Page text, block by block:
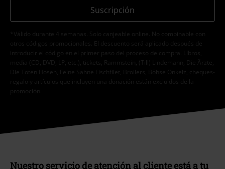
Suscripción
*Válido durante 4 semanas. Solo canjeable online. No combinable con
otros códigos promocionales. El descuento será aplicado después de
introducir el código en el primer paso del proceso de compra. Libros,
media (CD, DVD, LP, etc.), tickets, Rammstein, (Till) Lindemann, Die Ärzte,
Die Toten Hosen, Feine Sahne Fischfilet, Broilers, Böhse Onkelz, cheques-
regalo y artículos que incluyen una donación están excluidos de la
promoción.
Nuestro servicio de atención al cliente está a tu